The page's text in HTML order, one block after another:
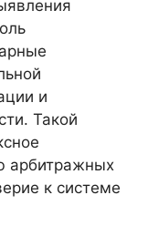
и
Такой
арбитражных
к системе